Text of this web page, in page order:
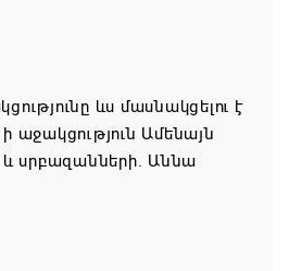
ևս մասնակցելու է
աջակցություն Ամենայն
և սրբազանների. Աննա